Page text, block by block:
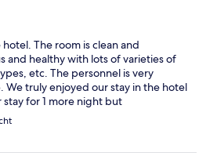
The room is clean and
and healthy with lots of varieties of
etc. The personnel is very
truly enjoyed our stay in the hotel
for 1 more night but
available. We shall definitely be